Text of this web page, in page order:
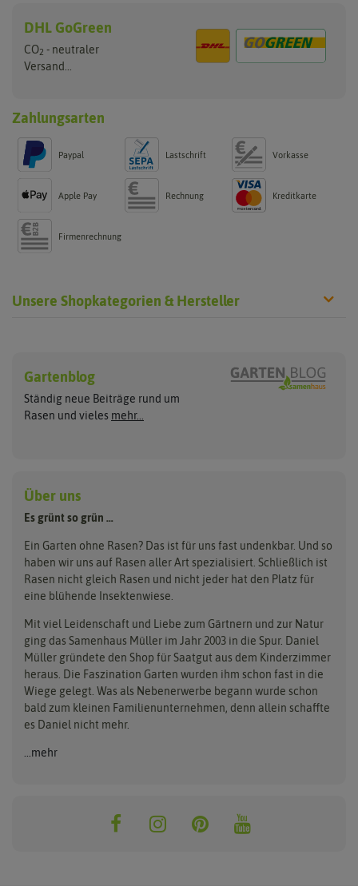
DHL GoGreen
CO2 - neutraler
Versand...
Zahlungsarten
Paypal Lastschrift Vorkasse
Apple Pay Rechnung Kreditkarte
Firmenrechnung
Unsere Shopkategorien & Hersteller
Sport- und Spielrasen
Zierrasen
Tierrasen
Landschaftsrasen
Rasennachsaat
Rasendünger
Erde
Unkrautbeseitigung
ASB Greenworld
Compo
Pegasus Dream Gardens
Greenfield
Grüne Oase
Hauert Manna
Kiepenkerl
Samen maier
Gartenblog
Ständig neue Beiträge rund um
Rasen und vieles mehr...
Über uns
Es grünt so grün …
Ein Garten ohne Rasen? Das ist für uns fast undenkbar. Und so
haben wir uns auf Rasen aller Art spezialisiert. Schließlich ist
Rasen nicht gleich Rasen und nicht jeder hat den Platz für
eine blühende Insektenwiese.
Mit viel Leidenschaft und Liebe zum Gärtnern und zur Natur
ging das Samenhaus Müller im Jahr 2003 in die Spur. Daniel
Müller gründete den Shop für Saatgut aus dem Kinderzimmer
heraus. Die Faszination Garten wurden ihm schon fast in die
Wiege gelegt. Was als Nebenerwerbe begann wurde schon
bald zum kleinen Familienunternehmen, denn allein schaffte
es Daniel nicht mehr.
...mehr